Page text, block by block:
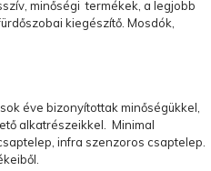
minőségi termékek, a legjobb
kiegészítő. Mosdók,
éve bizonyítottak minőségükkel,
alkatrészeikkel. Minimal
infra szenzoros csaptelep.